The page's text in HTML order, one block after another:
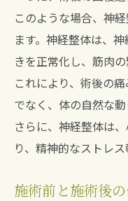
このような場合、神
ます。神経整体は、
きを正常化し、筋肉
これにより、術後の
でなく、体の自然な
さらに、神経整体は
り、精神的なストレス
施術前と施術後